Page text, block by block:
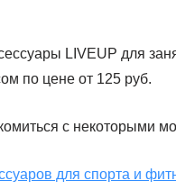
LIVEUP для
по цене от 125 руб.
с некоторыми
для спорта и